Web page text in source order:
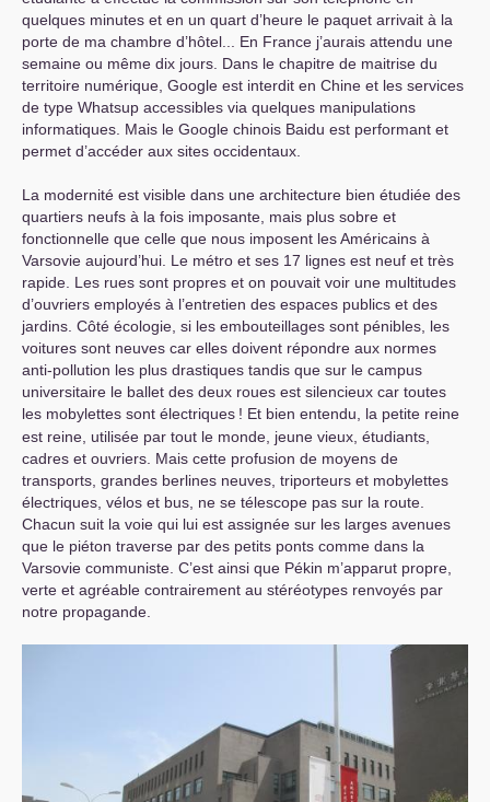
quelques minutes et en un quart d’heure le paquet arrivait à la
porte de ma chambre d’hôtel... En France j’aurais attendu une
semaine ou même dix jours. Dans le chapitre de maitrise du
territoire numérique, Google est interdit en Chine et les services
de type Whatsup accessibles via quelques manipulations
informatiques. Mais le Google chinois Baidu est performant et
permet d’accéder aux sites occidentaux.
La modernité est visible dans une architecture bien étudiée des
quartiers neufs à la fois imposante, mais plus sobre et
fonctionnelle que celle que nous imposent les Américains à
Varsovie aujourd’hui. Le métro et ses 17 lignes est neuf et très
rapide. Les rues sont propres et on pouvait voir une multitudes
d’ouvriers employés à l’entretien des espaces publics et des
jardins. Côté écologie, si les embouteillages sont pénibles, les
voitures sont neuves car elles doivent répondre aux normes
anti-pollution les plus drastiques tandis que sur le campus
universitaire le ballet des deux roues est silencieux car toutes
les mobylettes sont électriques ! Et bien entendu, la petite reine
est reine, utilisée par tout le monde, jeune vieux, étudiants,
cadres et ouvriers. Mais cette profusion de moyens de
transports, grandes berlines neuves, triporteurs et mobylettes
électriques, vélos et bus, ne se télescope pas sur la route.
Chacun suit la voie qui lui est assignée sur les larges avenues
que le piéton traverse par des petits ponts comme dans la
Varsovie communiste. C’est ainsi que Pékin m’apparut propre,
verte et agréable contrairement au stéréotypes renvoyés par
notre propagande.